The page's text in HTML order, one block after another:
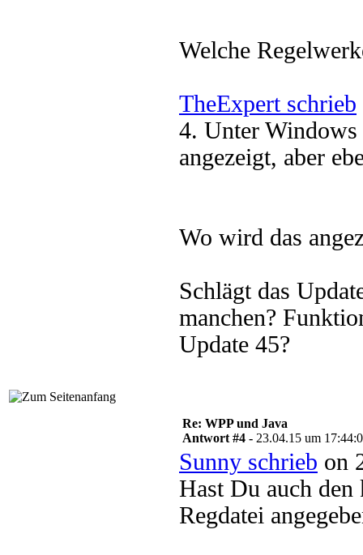
Welche
TheExpert schrieb
4. Unter
angezeigt, aber
Wo wird das
Schlägt das
manchen?
Update 45?
Re: WPP und Java
Antwort #4 - 23.04.15 um
Sunny schrieb on
Hast Du auch
Regdatei